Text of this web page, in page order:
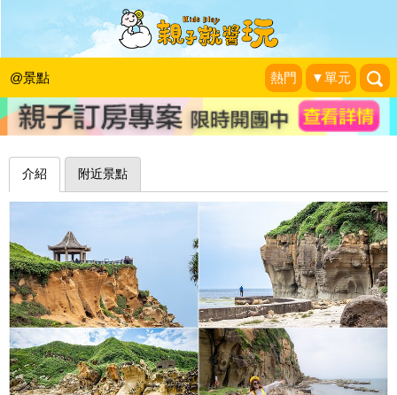
@景點 熱門 ▼單元
秘境阿拉寶灣，鬼斧神工的雕刻美術館
～基隆和平島公園
蓉蓉牽手☜ㄩˇ你環遊世界|2020-05-20
介紹 附近景點